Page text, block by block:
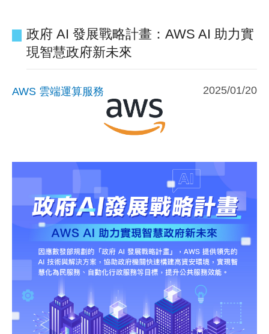
政府 AI 發展戰略計畫：AWS AI 助力實
現智慧政府新未來
AWS 雲端運算服務 2025/01/20